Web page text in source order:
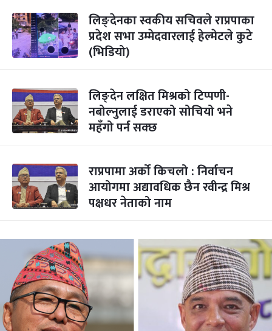
लिङ्देनका स्वकीय सचिवले राप्रपाका
प्रदेश सभा उम्मेदवारलाई हेल्मेटले कुटे
(भिडियो)
लिङ्देन लक्षित मिश्रको टिप्पणी-
नबोल्नुलाई डराएको सोचियो भने
महँगो पर्न सक्छ
राप्रपामा अर्को किचलो : निर्वाचन
आयोगमा अद्यावधिक छैन रवीन्द्र मिश्र
पक्षधर नेताको नाम